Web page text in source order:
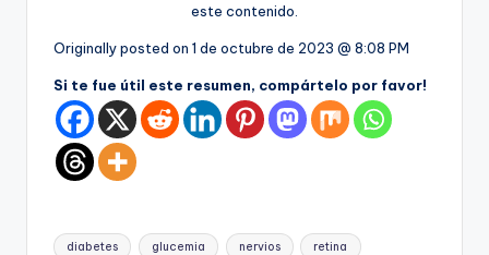
este contenido.
Originally posted on 1 de octubre de 2023 @ 8:08 PM
Si te fue útil este resumen, compártelo por favor!
Etiquetas:
diabetes glucemia nervios retina